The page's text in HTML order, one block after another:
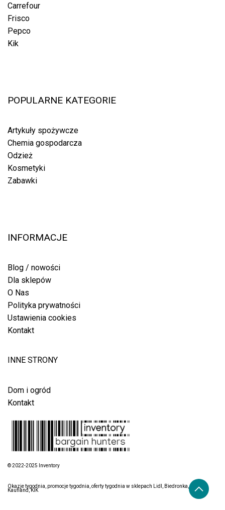
Carrefour
Frisco
Pepco
Kik
POPULARNE KATEGORIE
Artykuły spożywcze
Chemia gospodarcza
Odzież
Kosmetyki
Zabawki
INFORMACJE
Blog / nowości
Dla sklepów
O Nas
Polityka prywatności
Ustawienia cookies
Kontakt
INNE STRONY
Dom i ogród
Kontakt
© 2022-2025 Inventory
Okazje tygodnia, promocje tygodnia, oferty tygodnia w sklepach Lidl, Biedronka, Aldi,
Kaufland, KIK